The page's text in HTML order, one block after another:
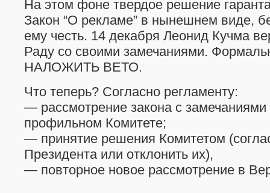
На этом фоне твердое решение
Закон “О рекламе” в нынешнем виде,
ему честь. 14 декабря Леонид Кучма
Раду со своими замечаниями.
НАЛОЖИТЬ ВЕТО.
Что теперь? Согласно регламенту:
— рассмотрение закона с
профильном Комитете;
— принятие решения Комитетом
Президента или отклонить их),
— повторное новое рассмотрение в